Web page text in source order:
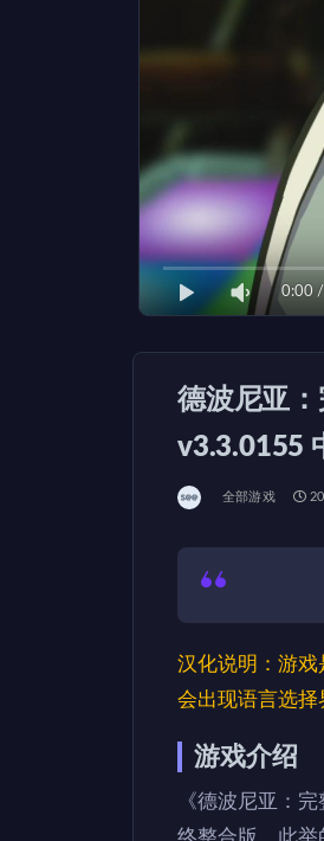
0:00 /
德波尼亚
v3.3.0155
全部游戏
汉化说明：游
会出现语言选择
游戏介绍
《德波尼亚：
终整合版，此举